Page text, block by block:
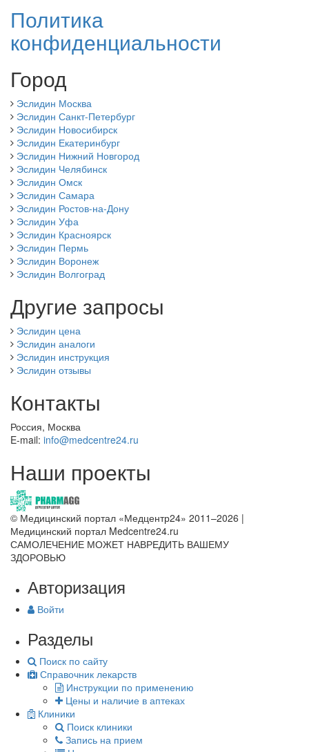
Политика
конфиденциальности
Город
Эслидин Москва
Эслидин Санкт-Петербург
Эслидин Новосибирск
Эслидин Екатеринбург
Эслидин Нижний Новгород
Эслидин Челябинск
Эслидин Омск
Эслидин Самара
Эслидин Ростов-на-Дону
Эслидин Уфа
Эслидин Красноярск
Эслидин Пермь
Эслидин Воронеж
Эслидин Волгоград
Другие запросы
Эслидин цена
Эслидин аналоги
Эслидин инструкция
Эслидин отзывы
Контакты
Россия, Москва
E-mail: info@medcentre24.ru
Наши проекты
© Медицинский портал «Медцентр24» 2011–2026 |
Медицинский портал Medcentre24.ru
САМОЛЕЧЕНИЕ МОЖЕТ НАВРЕДИТЬ ВАШЕМУ
ЗДОРОВЬЮ
Авторизация
Войти
Разделы
Поиск по сайту
Справочник лекарств
Инструкции по применению
Цены и наличие в аптеках
Клиники
Поиск клиники
Запись на прием